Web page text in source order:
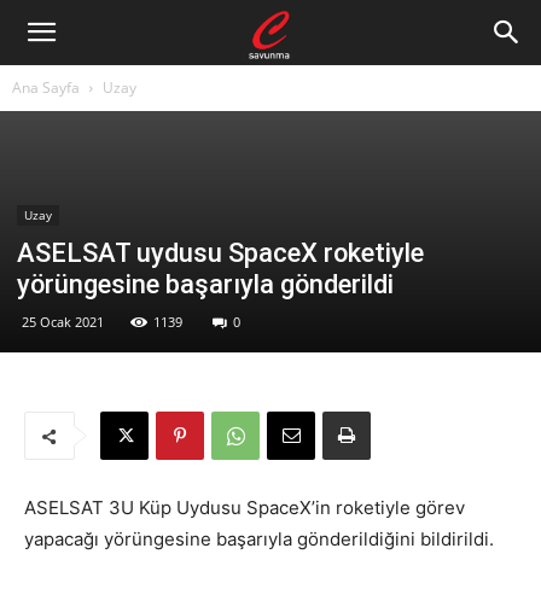
Ana Sayfa Uzay
Uzay
ASELSAT uydusu SpaceX roketiyle
yörüngesine başarıyla gönderildi
25 Ocak 2021 1139 0
ASELSAT 3U Küp Uydusu SpaceX’in roketiyle görev
yapacağı yörüngesine başarıyla gönderildiğini bildirildi.